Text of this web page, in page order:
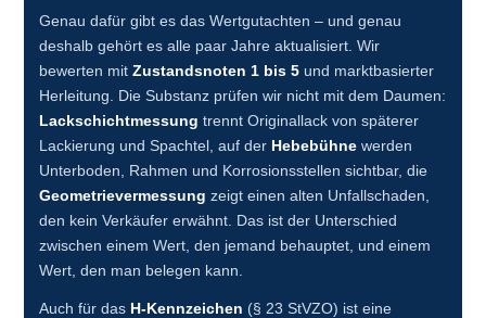
Genau dafür gibt es das Wertgutachten – und genau
deshalb gehört es alle paar Jahre aktualisiert. Wir
bewerten mit Zustandsnoten 1 bis 5und marktbasierter
Herleitung. Die Substanz prüfen wir nicht mit dem Daumen:
Lackschichtmessung trennt Originallack von späterer
Lackierung und Spachtel, auf der Hebebühnewerden
Unterboden, Rahmen und Korrosionsstellen sichtbar, die
Geometrievermessung zeigt einen alten Unfallschaden,
den kein Verkäufer erwähnt. Das ist der Unterschied
zwischen einem Wert, den jemand behauptet, und einem
Wert, den man belegen kann.
Auch für das H-Kennzeichen (§ 23 StVZO) ist eine